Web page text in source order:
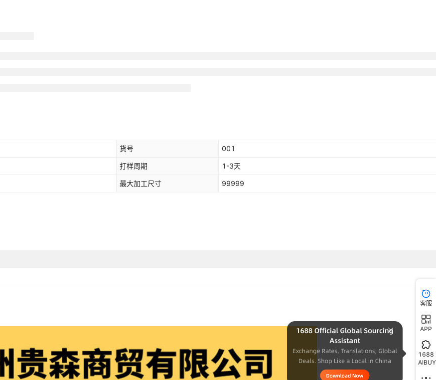
货号 001
打样周期 1-3天
最大加工尺寸 99999
客服
APP
1688
AIBUY